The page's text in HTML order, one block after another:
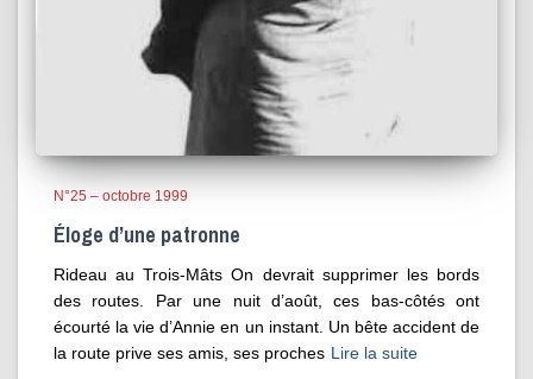
N°25 – octobre 1999
Éloge d’une patronne
Rideau au Trois-Mâts On devrait supprimer les bords
des routes. Par une nuit d’août, ces bas-côtés ont
écourté la vie d’Annie en un instant. Un bête accident de
la route prive ses amis, ses proches Lire la suite